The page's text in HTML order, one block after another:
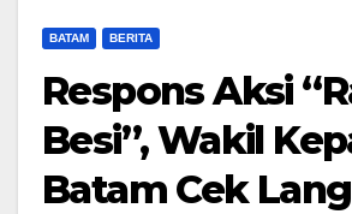
BATAM BERITA
Respons Aksi
Besi”, Wakil
Batam Cek